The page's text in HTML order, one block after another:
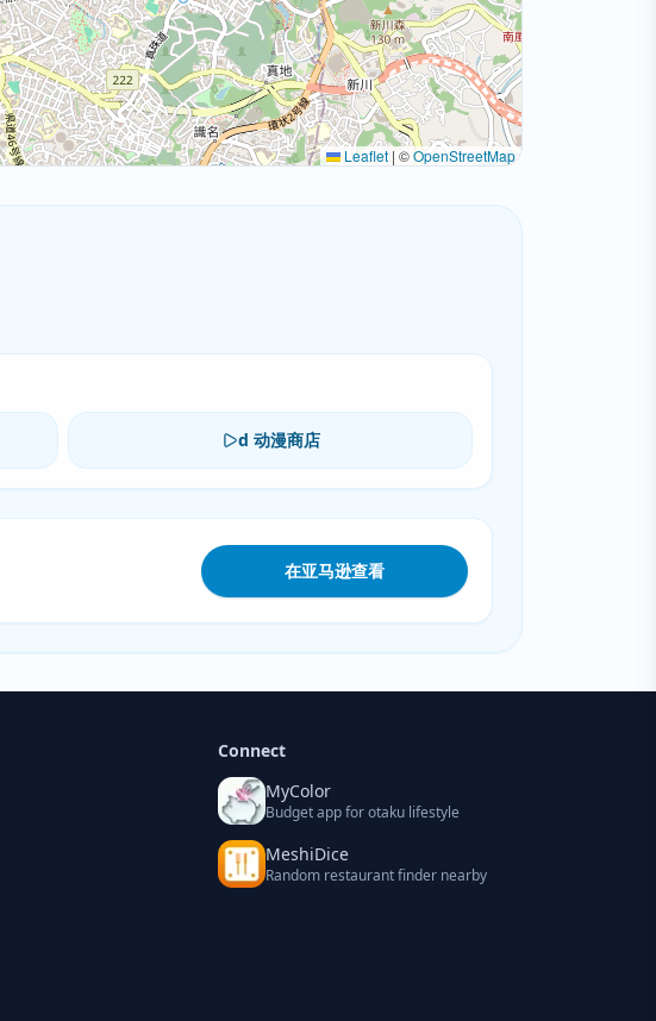
Leaflet | ©OpenStreetMap
d 动漫商店
在亚马逊查看
Connect
MyColor
Budget app for otaku lifestyle
MeshiDice
Random restaurant finder nearby